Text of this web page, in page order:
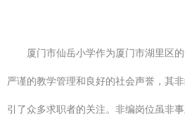
厦门市仙岳小学作为厦门市湖里区
严谨的教学管理和良好的社会声誉，其
引了众多求职者的关注。非编岗位虽非